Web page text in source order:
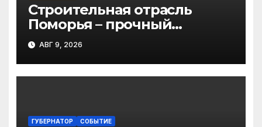
Строительная отрасль
Поморья – прочный
фундамент развития
региона
АВГ 9, 2026
ГУБЕРНАТОР СОБЫТИЕ